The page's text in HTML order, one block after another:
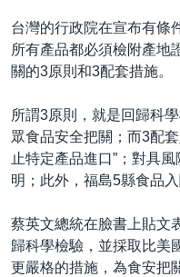
台灣的行政院在宣布有條
所有產品都必須檢附產地
關的3原則和3配套措施。
所謂3原則，就是回歸科
眾食品安全把關；而3配
止特定產品進口”；對具
明；此外，福島5縣食品
蔡英文總統在臉書上貼文
歸科學檢驗，並採取比美
更嚴格的措施，為食安把